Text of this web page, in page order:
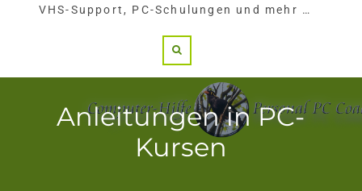
VHS-Support, PC-Schulungen und mehr …
Anleitungen in PC-
Kursen